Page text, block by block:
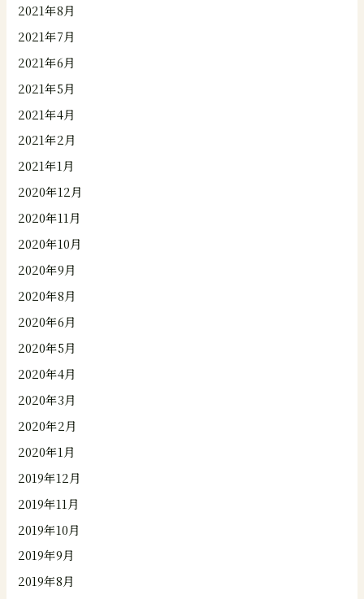
2021年8月
2021年7月
2021年6月
2021年5月
2021年4月
2021年2月
2021年1月
2020年12月
2020年11月
2020年10月
2020年9月
2020年8月
2020年6月
2020年5月
2020年4月
2020年3月
2020年2月
2020年1月
2019年12月
2019年11月
2019年10月
2019年9月
2019年8月